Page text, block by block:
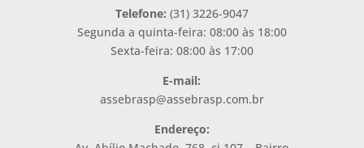
Telefone: (31) 3226-9047
Segunda a quinta-feira: 08:00 às 18:00
Sexta-feira: 08:00 às 17:00
E-mail:
assebrasp@assebrasp.com.br
Endereço: